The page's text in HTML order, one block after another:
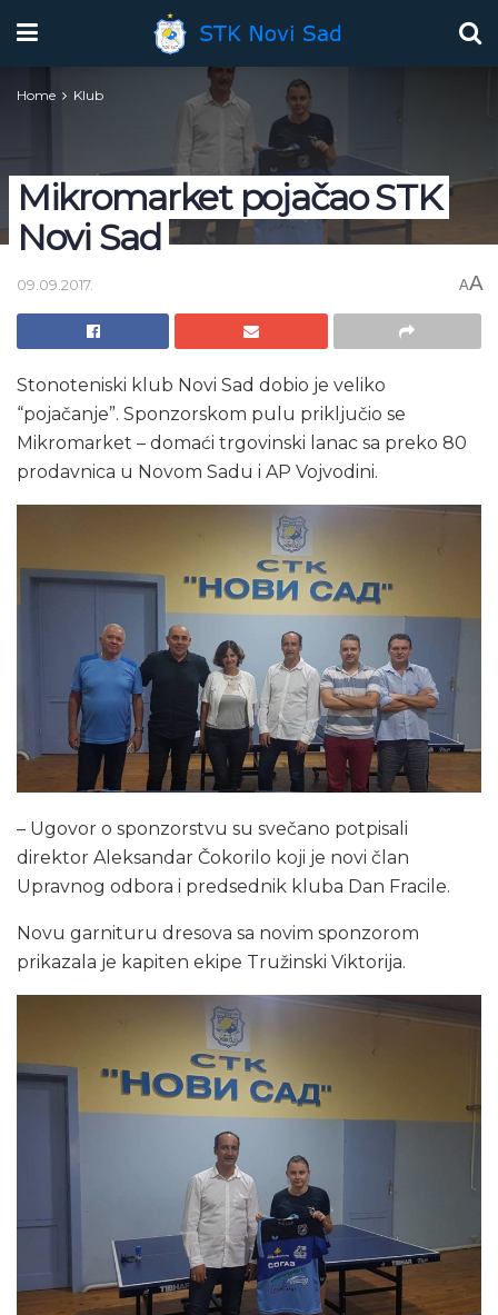
Home Klub
Mikromarket pojačao STK
Novi Sad
09.09.2017. AA
Stonoteniski klub Novi Sad dobio je veliko
“pojačanje”. Sponzorskom pulu priključio se
Mikromarket – domaći trgovinski lanac sa preko 80
prodavnica u Novom Sadu i AP Vojvodini.
– Ugovor o sponzorstvu su svečano potpisali
direktor Aleksandar Čokorilo koji je novi član
Upravnog odbora i predsednik kluba Dan Fracile.
Novu garnituru dresova sa novim sponzorom
prikazala je kapiten ekipe Tružinski Viktorija.